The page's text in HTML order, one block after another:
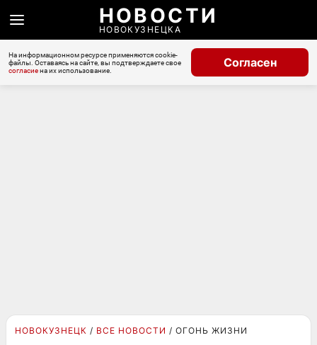
НОВОСТИ
НОВОКУЗНЕЦКА
На информационном ресурсе применяются cookie-
файлы. Оставаясь на сайте, вы подтверждаете свое
согласиена их использование.
Согласен
НОВОКУЗНЕЦК ВСЕ НОВОСТИ ОГОНЬ ЖИЗНИ